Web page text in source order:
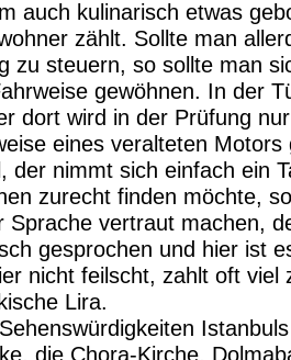
auch kulinarisch etwas
zählt. Sollte man
zu steuern, so sollte man
gewöhnen. In der
dort wird in der Prüfung
eines veralteten
der nimmt sich einfach ein
zurecht finden möchte,
Sprache vertraut machen,
gesprochen und hier ist
nicht feilscht, zahlt oft viel
Lira.
die Chora-Kirche,